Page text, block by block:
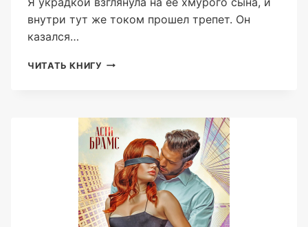
внутри тут же током прошел трепет. Он
казался…
ЧИТАТЬ КНИГУ ЗА
BRAMS)